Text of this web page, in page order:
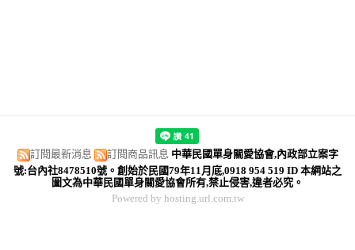
訂閱最新消息 訂閱商品訊息 中華民國單身關愛協會,內政部立案字
號:台內社8478510號。創始於民國79年11月底,0918 954 519 ID 本網站之
圖文為中華民國單身關愛協會所有,禁止侵害,違者必究。
Powered by hosting.url.com.tw